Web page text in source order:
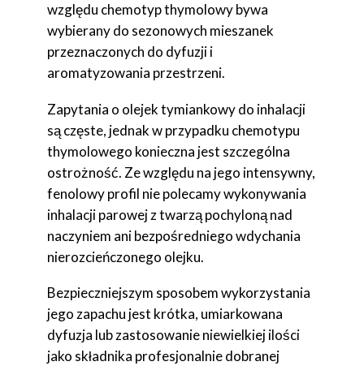
względu chemotyp thymolowy bywa
wybierany do sezonowych mieszanek
przeznaczonych do dyfuzji i
aromatyzowania przestrzeni.
Zapytania o olejek tymiankowy do inhalacji
są częste, jednak w przypadku chemotypu
thymolowego konieczna jest szczególna
ostrożność. Ze względu na jego intensywny,
fenolowy profil nie polecamy wykonywania
inhalacji parowej z twarzą pochyloną nad
naczyniem ani bezpośredniego wdychania
nierozcieńczonego olejku.
Bezpieczniejszym sposobem wykorzystania
jego zapachu jest krótka, umiarkowana
dyfuzja lub zastosowanie niewielkiej ilości
jako składnika profesjonalnie dobranej